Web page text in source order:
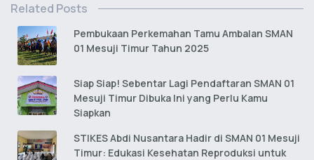
Related Posts
Pembukaan Perkemahan Tamu Ambalan SMAN
01 Mesuji Timur Tahun 2025
Siap Siap! Sebentar Lagi Pendaftaran SMAN 01
Mesuji Timur Dibuka Ini yang Perlu Kamu
Siapkan
STIKES Abdi Nusantara Hadir di SMAN 01 Mesuji
Timur: Edukasi Kesehatan Reproduksi untuk